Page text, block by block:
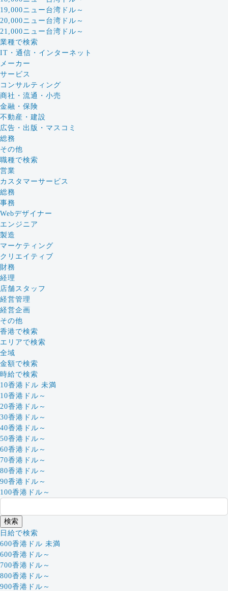
19,000ニュー台湾ドル～
20,000ニュー台湾ドル～
21,000ニュー台湾ドル～
業種で検索
IT・通信・インターネット
メーカー
サービス
コンサルティング
商社・流通・小売
金融・保険
不動産・建設
広告・出版・マスコミ
総務
その他
職種で検索
営業
カスタマーサービス
総務
事務
Webデザイナー
エンジニア
製造
マーケティング
クリエイティブ
財務
経理
店舗スタッフ
経営管理
経営企画
その他
香港で検索
エリアで検索
全域
金額で検索
時給で検索
10香港ドル 未満
10香港ドル～
20香港ドル～
30香港ドル～
40香港ドル～
50香港ドル～
60香港ドル～
70香港ドル～
80香港ドル～
90香港ドル～
100香港ドル～
日給で検索
600香港ドル 未満
600香港ドル～
700香港ドル～
800香港ドル～
900香港ドル～